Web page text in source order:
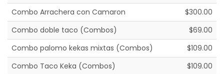
Combo Arrachera con Camaron
$300.00
Combo doble taco (Combos)
$69.00
Combo palomo kekas mixtas (Combos)
$109.00
Combo Taco Keka (Combos)
$109.00